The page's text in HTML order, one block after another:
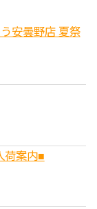
安曇野店 夏祭
荷案内■